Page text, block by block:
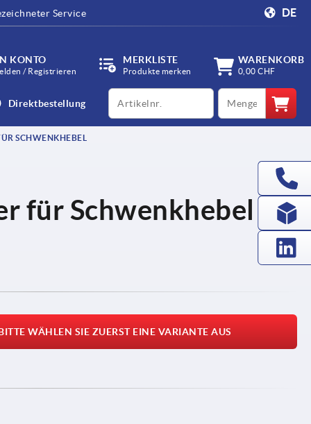
Service DE
KONTO
/ Registrieren
MERKLISTE
Produkte merken
WARENKORB
0,00 CHF
Direktbestellung
productCode qty
SCHWENKHEBEL
für Schwenkhebel
WÄHLEN SIE ZUERST EINE VARIANTE AUS